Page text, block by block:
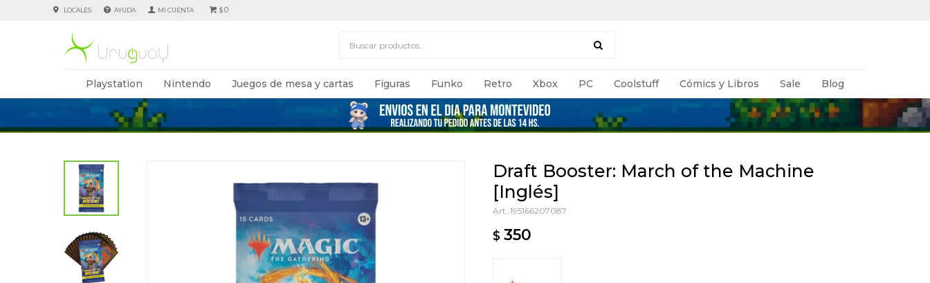
Playstation Nintendo Juegos de mesa y cartas Figuras Funko Retro Xbox PC Coolstuff Cómics y Libros Sale Blog
$0
LOCALES AYUDA
Draft Booster: March of the Machine
[Inglés]
195166207087
$ 350